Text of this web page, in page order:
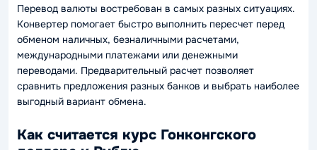
Перевод валюты востребован в самых разных ситуациях.
Конвертер помогает быстро выполнить пересчет перед
обменом наличных, безналичными расчетами,
международными платежами или денежными
переводами. Предварительный расчет позволяет
сравнить предложения разных банков и выбрать наиболее
выгодный вариант обмена.
Как считается курс Гонконгского